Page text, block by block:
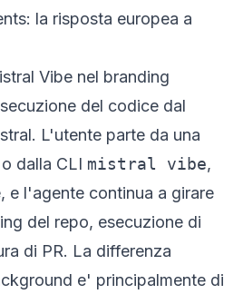
la risposta europea a
Vibe nel branding
del codice dal
L'utente parte da una
dalla CLI mistral vibe,
e l'agente continua a girare
del repo, esecuzione di
di PR. La differenza
e' principalmente di